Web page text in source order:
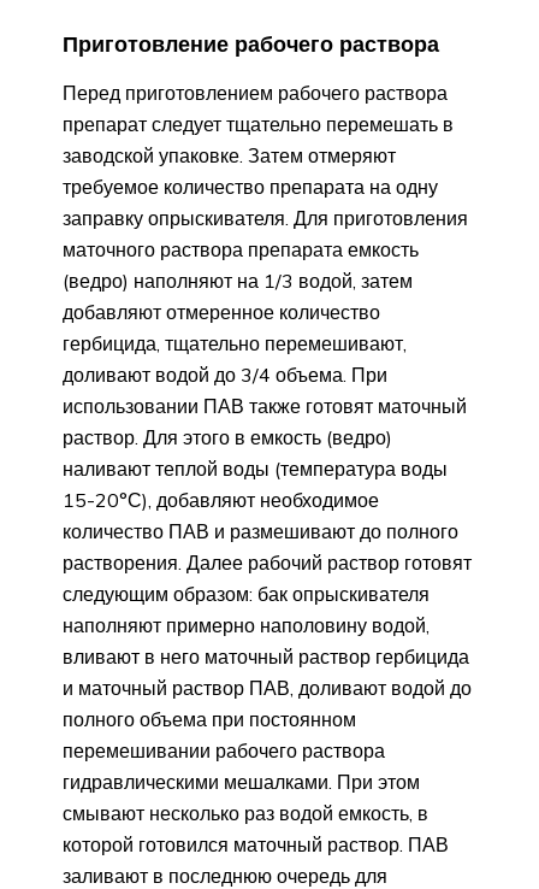
Приготовление рабочего раствора
Перед приготовлением рабочего раствора
препарат следует тщательно перемешать в
заводской упаковке. Затем отмеряют
требуемое количество препарата на одну
заправку опрыскивателя. Для приготовления
маточного раствора препарата емкость
(ведро) наполняют на 1/3 водой, затем
добавляют отмеренное количество
гербицида, тщательно перемешивают,
доливают водой до 3/4 объема. При
использовании ПАВ также готовят маточный
раствор. Для этого в емкость (ведро)
наливают теплой воды (температура воды
15-20°С), добавляют необходимое
количество ПАВ и размешивают до полного
растворения. Далее рабочий раствор готовят
следующим образом: бак опрыскивателя
наполняют примерно наполовину водой,
вливают в него маточный раствор гербицида
и маточный раствор ПАВ, доливают водой до
полного объема при постоянном
перемешивании рабочего раствора
гидравлическими мешалками. При этом
смывают несколько раз водой емкость, в
которой готовился маточный раствор. ПАВ
заливают в последнюю очередь для